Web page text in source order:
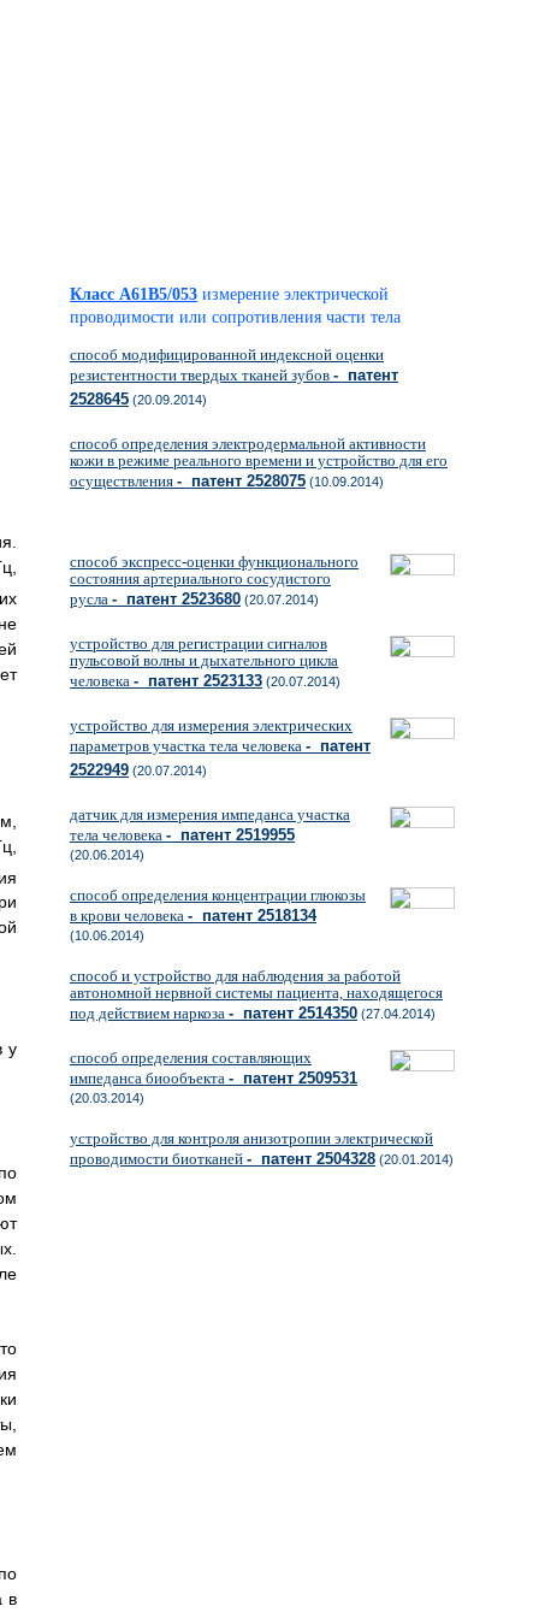
у
в
Класс A61B5/053 измерение электрической
проводимости или сопротивления части тела
способ модифицированной индексной оценки
резистентности твердых тканей зубов - патент
2528645 (20.09.2014)
способ определения электродермальной активности
кожи в режиме реального времени и устройство для его
осуществления - патент 2528075 (10.09.2014)
способ экспресс-оценки функционального
состояния артериального сосудистого
русла - патент 2523680 (20.07.2014)
устройство для регистрации сигналов
пульсовой волны и дыхательного цикла
человека - патент 2523133 (20.07.2014)
устройство для измерения электрических
параметров участка тела человека - патент
2522949 (20.07.2014)
датчик для измерения импеданса участка
тела человека - патент 2519955
(20.06.2014)
способ определения концентрации глюкозы
в крови человека - патент 2518134
(10.06.2014)
способ и устройство для наблюдения за работой
автономной нервной системы пациента, находящегося
под действием наркоза - патент 2514350 (27.04.2014)
способ определения составляющих
импеданса биообъекта - патент 2509531
(20.03.2014)
устройство для контроля анизотропии электрической
проводимости биотканей - патент 2504328 (20.01.2014)